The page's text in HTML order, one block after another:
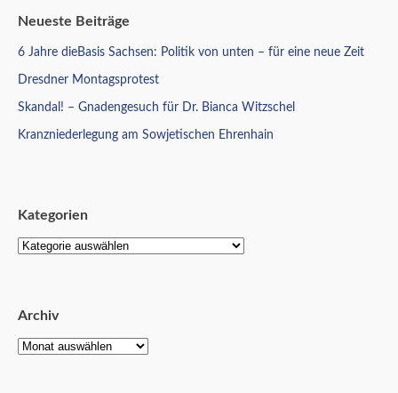
Neueste Beiträge
6 Jahre dieBasis Sachsen: Politik von unten – für eine neue Zeit
Dresdner Montagsprotest
Skandal! – Gnadengesuch für Dr. Bianca Witzschel
Kranzniederlegung am Sowjetischen Ehrenhain
Kategorien
Archiv